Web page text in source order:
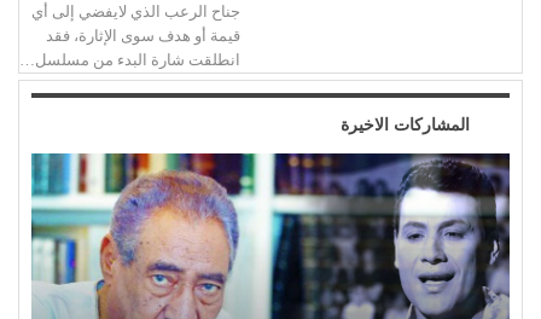
جناح الرعب الذي لايفضي إلى أي
قيمة أو هدف سوى الإثارة، فقد
انطلقت شارة البدء من مسلسل…
المشاركات الاخيرة